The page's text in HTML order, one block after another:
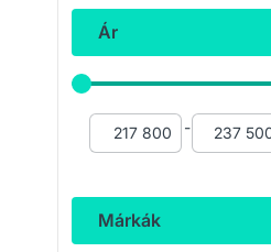
Ár
-
Márkák